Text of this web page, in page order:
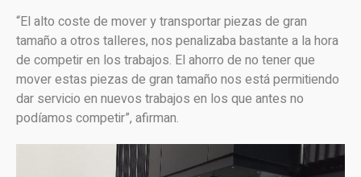
“El alto coste de mover y transportar piezas de gran
tamaño a otros talleres, nos penalizaba bastante a la hora
de competir en los trabajos. El ahorro de no tener que
mover estas piezas de gran tamaño nos está permitiendo
dar servicio en nuevos trabajos en los que antes no
podíamos competir”, afirman.